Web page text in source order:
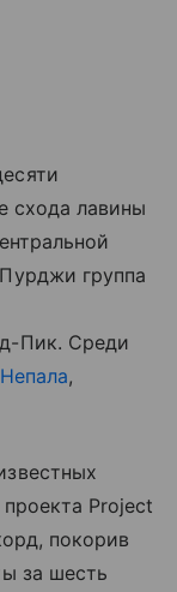
схода лавины
группа
Пик. Среди
Непала,
Project
покорив
за шесть